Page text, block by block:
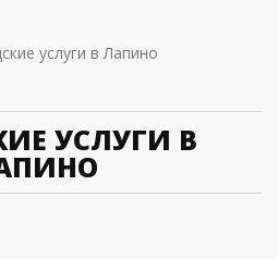
услуги в Лапино
УСЛУГИ В